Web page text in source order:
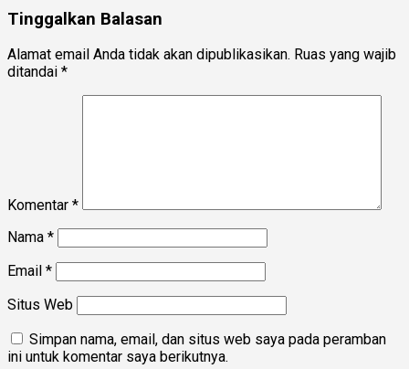
Tinggalkan Balasan
Alamat email Anda tidak akan dipublikasikan. Ruas yang wajib
ditandai *
Komentar *
Nama *
Email *
Situs Web
Simpan nama, email, dan situs web saya pada peramban
ini untuk komentar saya berikutnya.